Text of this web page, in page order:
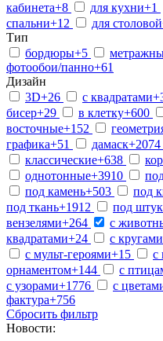
кабинета+8 для кухни+1
спальни+12 для столовой
Тип
бордюры+5
фотообои/панно+61
Дизайн
3D+26 c квадратами
бисер+29 в клетку+600
восточные+152
графика+51 дамаск+2074
классические+638
однотонные+3910
под камень+503 под
под ткань+1912 под
вензелями+264 с
квадратами+24 с кругами
с мульт-героями+15 с
орнаментом+144 с
с узорами+1776 с
фактура+756
Сбросить фильтр
Новости: